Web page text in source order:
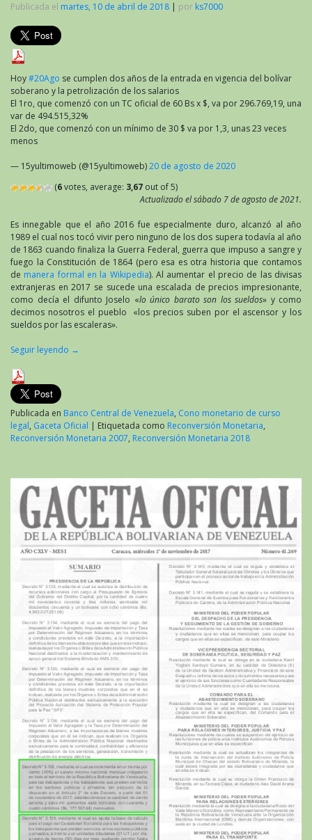
Publicada el martes, 10 de abril de 2018 | por ks7000
Hoy#20Ago se cumplen dos años de la entrada en vigencia del bolívar
soberano y la petrolización de los salarios
El 1ro, que comenzó con un TC oficial de 60 Bs x $, va por 296.769,19, una
var de 494.515,32%
El 2do, que comenzó con un mínimo de 30 $ va por 1,3, unas 23 veces
menos
— 15yultimoweb (@15yultimoweb)20 de agosto de 2020
(6votes, average: 3,67 out of 5)
Actualizado el sábado 7 de agosto de 2021.
Es innegable que el año 2016 fue especialmente duro, alcanzó al año
1989 el cual nos tocó vivir pero ninguno de los dos supera todavía al año
de 1863 cuando finaliza la Guerra Federal, guerra que impuso a sangre y
fuego la Constitución de 1864 (pero esa es otra historia que contamos
de manera formal en la Wikipedia). Al aumentar el precio de las divisas
extranjeras en 2017 se sucede una escalada de precios impresionante,
como decía el difunto Joselo «lo único barato son los sueldos» y como
decimos nosotros el pueblo «los precios suben por el ascensor y los
sueldos por las escaleras».
Seguir leyendo →
Publicada en Banco Central de Venezuela, Cono monetario de curso
legal, Gaceta Oficial | Etiquetada como Reconversión Monetaria,
Reconversión Monetaria 2007, Reconversión Monetaria 2018